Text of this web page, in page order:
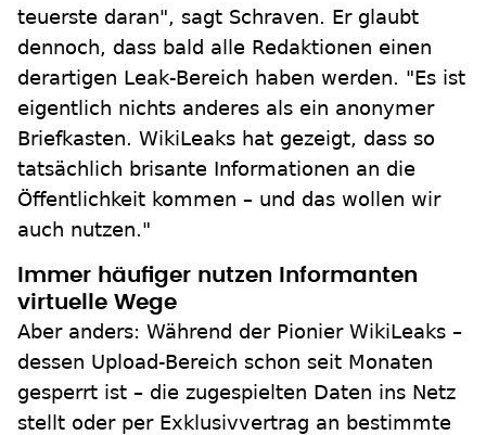
teuerste daran", sagt Schraven. Er glaubt
dennoch, dass bald alle Redaktionen einen
derartigen Leak-Bereich haben werden. "Es ist
eigentlich nichts anderes als ein anonymer
Briefkasten. WikiLeaks hat gezeigt, dass so
tatsächlich brisante Informationen an die
Öffentlichkeit kommen – und das wollen wir
auch nutzen."
Immer häufiger nutzen Informanten
virtuelle Wege
Aber anders: Während der Pionier WikiLeaks –
dessen Upload-Bereich schon seit Monaten
gesperrt ist – die zugespielten Daten ins Netz
stellt oder per Exklusivvertrag an bestimmte